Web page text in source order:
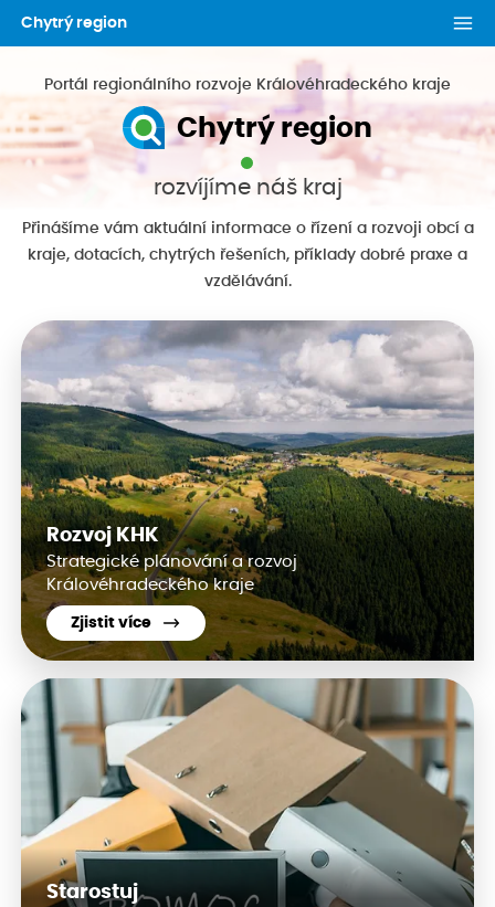
Chytrý region
Portál regionálního rozvoje Královéhradeckého kraje
Chytrý region
rozvíjíme náš kraj
Přinášíme vám aktuální informace o řízení a rozvoji obcí a
kraje, dotacích, chytrých řešeních, příklady dobré praxe a
vzdělávání.
Rozvoj KHK
Strategické plánování a rozvoj
Královéhradeckého kraje
Zjistit více
Starostuj